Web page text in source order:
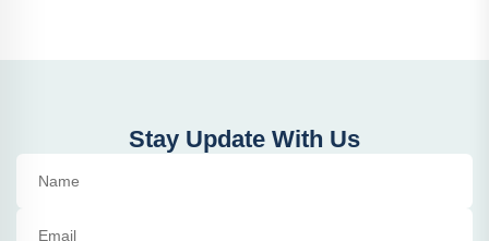
Stay Update With Us